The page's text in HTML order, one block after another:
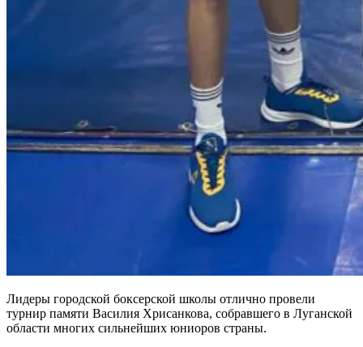
Лидеры городской боксерской школы отлично провели
турнир памяти Василия Хрисанкова, собравшего в Луганской
области многих сильнейших юниоров страны.